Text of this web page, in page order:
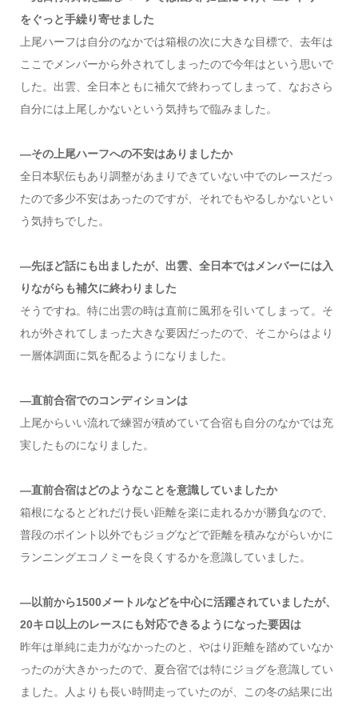
をぐっと手繰り寄せました
上尾ハーフは自分のなかでは箱根の次に大きな目標で、去年は
ここでメンバーから外されてしまったので今年はという思いで
した。出雲、全日本ともに補欠で終わってしまって、なおさら
自分には上尾しかないという気持ちで臨みました。
―その上尾ハーフへの不安はありましたか
全日本駅伝もあり調整があまりできていない中でのレースだっ
たので多少不安はあったのですが、それでもやるしかないとい
う気持ちでした。
―先ほど話にも出ましたが、出雲、全日本ではメンバーには入
りながらも補欠に終わりました
そうですね。特に出雲の時は直前に風邪を引いてしまって。そ
れが外されてしまった大きな要因だったので、そこからはより
一層体調面に気を配るようになりました。
―直前合宿でのコンディションは
上尾からいい流れで練習が積めていて合宿も自分のなかでは充
実したものになりました。
―直前合宿はどのようなことを意識していましたか
箱根になるとどれだけ長い距離を楽に走れるかが勝負なので、
普段のポイント以外でもジョグなどで距離を積みながらいかに
ランニングエコノミーを良くするかを意識していました。
―以前から1500メートルなどを中心に活躍されていましたが、
20キロ以上のレースにも対応できるようになった要因は
昨年は単純に走力がなかったのと、やはり距離を踏めていなか
ったのが大きかったので、夏合宿では特にジョグを意識してい
ました。人よりも長い時間走っていたのが、この冬の結果に出